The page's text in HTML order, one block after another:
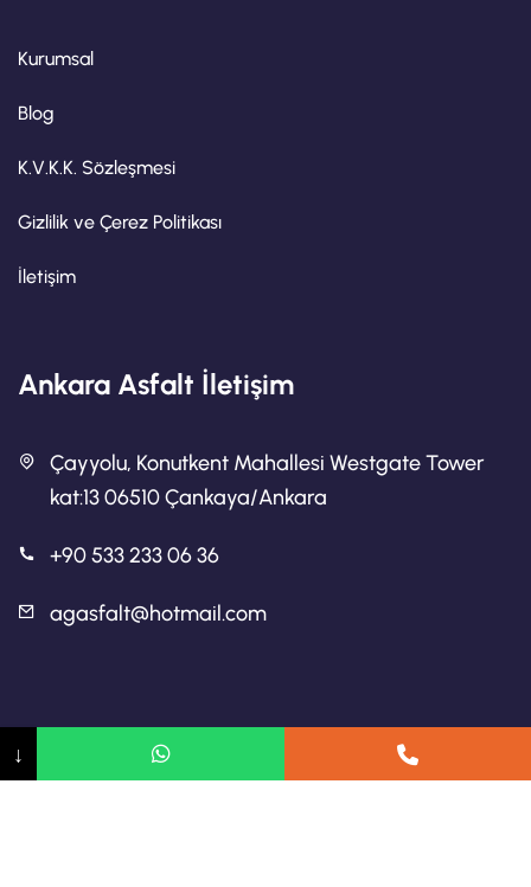
Kurumsal
Blog
K.V.K.K. Sözleşmesi
Gizlilik ve Çerez Politikası
İletişim
Ankara Asfalt İletişim
Çayyolu, Konutkent Mahallesi Westgate Tower
kat:13 06510 Çankaya/Ankara
+90 533 233 06 36
agasfalt@hotmail.com
Ankara Asfalt Firmaları
↓